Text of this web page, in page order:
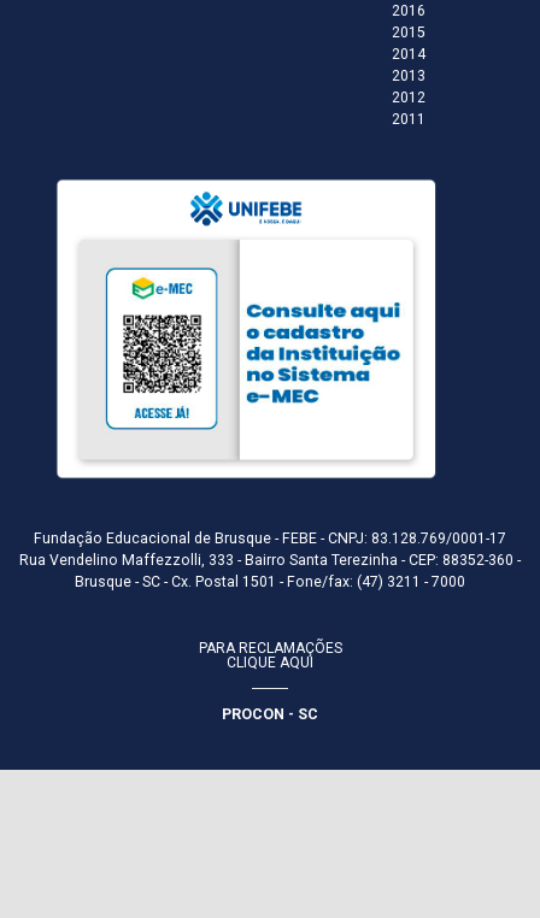
2016
2015
2014
2013
2012
2011
Fundação Educacional de Brusque - FEBE - CNPJ: 83.128.769/0001-17
Rua Vendelino Maffezzolli, 333 - Bairro Santa Terezinha - CEP: 88352-360 -
Brusque - SC - Cx. Postal 1501 - Fone/fax: (47) 3211 - 7000
PARA RECLAMAÇÕES
CLIQUE AQUI
PROCON - SC